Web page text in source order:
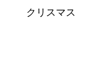
クリスマス